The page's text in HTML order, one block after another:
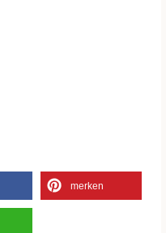
merken